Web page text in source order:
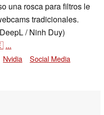
una rosca para filtros le
tradicionales.
/ Ninh Duy)
...
Nvidia
Social Media